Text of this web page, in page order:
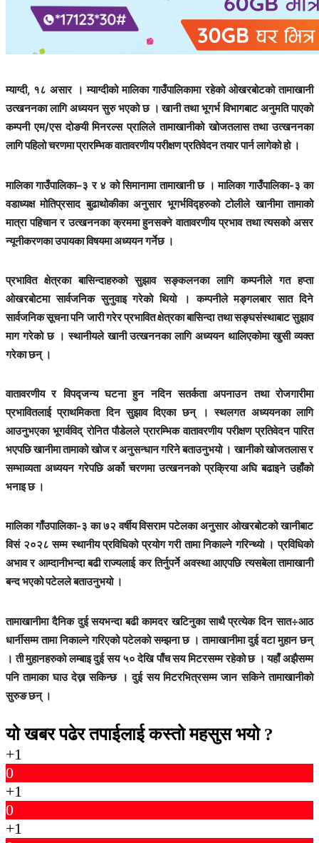
म्याग्दी, १८ असार । म्याग्दीको मालिका गाउँपालिकामा रहेको ओखरबोटको तामाखानी
उत्खननका लागि अध्ययन सुरु भएको छ । खानी तथा भूगर्भ विभागबाट अनुमति पाएको
कम्पनी एम/एस दोङयी मिनरल्स प्रालिले तामाखानीको खोजतलास तथा उत्खननका
लागि पहिलो चरणमा प्रारम्भिक वातावरणीय परीक्षण प्रतिवेदन तयार पार्न लागेको हो ।
मालिका गाउँपालिका–३ र ४ को सिमानामा तामाखानी छ । मालिका गाउँपालिका-३ का
वडाध्यक्ष मोतिप्रसाद बुढाथोकीका अनुसार भूगर्भविद्हरुको टोलीले खानीमा तामाको
मात्रा पहिचान र उत्खननका क्रममा हुनसक्ने वातावरणीय प्रभाव तथा त्यसको असर
न्यूनीकरणका उपायका विषयमा अध्ययन गर्नेछ ।
प्रभावित क्षेत्रका बासिन्दाहरुको सुझाव सङ्कलनका लागि कम्पनीले गत हप्ता
ओखरबोटमा सार्वजनिक सुनुवाइ गरेको थियो । कम्पनीले मङ्गलबार सात दिने
सार्वजनिक सूचना पनि जारी गरेर प्रभावित क्षेत्रका बासिन्दा तथा सङ्घसंस्थाबाट सुझाव
माग गरेको छ । स्थानीयले खानी उत्खननका लागि अध्ययन थालिएकोमा खुसी व्यक्त
गरेका छन् ।
वातावरणीय र विपद्जन्य घटना हुन नदिन सतर्कता अपनाउन तथा रोजगारीमा
प्रभावितलाई प्राथमिकता दिन सुझाव दिएका छन् । स्थलगत अध्ययनका लागि
आउनुभएका भूगर्वविद् रोनित पौडेलले प्रारम्भिक वातावरणीय परीक्षण प्रतिवेदन पारित
भएपछि खानीमा तामाको खोज र अनुसन्धान गरिने बताउनुभयो । खानीको खोजतलास र
सम्भाव्यता अध्ययन गरेपछि अर्को चरणमा उत्खननको प्रक्रिया अघि बढाइने उहाँको
भनाइ छ ।
मालिका गाँउपालिका-३ का ७२ वर्षीय विसराम पटेलका अनुसार ओखरबोटको खानीबाट
विसं २०२८ सम्म स्थानीय प्रविधिको प्रयोग गरी तामा निकाल्ने गरिन्थ्यो । प्रविधिको
अभाव र आम्दानीभन्दा बढी राज्यलाई कर तिर्नुपर्ने अवस्था आएपछि त्यसबेला तामाखानी
बन्द भएको पटेलले बताउनुभयो ।
तामाखानीमा दैनिक दुई सयभन्दा बढी कामदर खटिनुका साथै प्रत्येक दिन सात÷आठ
धार्नीसम्म तामा निकाल्ने गरिएको पटेलको सम्झना छ । तामाखानीमा दुई वटा मुहान छन्
। ती मुहानहरुको लम्बाइ दुई सय ५० देखि पाँच सय मिटरसम्म रहेको छ । यहाँ अझैसम्म
पनि तामाका घाउ देख्न सकिन्छ । दुई सय मिटरभित्रसम्म जान सकिने तामाखानीको
सुरुङ छन् ।
यो खबर पढेर तपाईलाई कस्तो महसुस भयो ?
+1
0
+1
0
+1